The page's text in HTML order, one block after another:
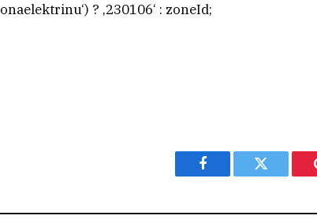
? ‚230106‘ : zoneId;
Facebook Twitter